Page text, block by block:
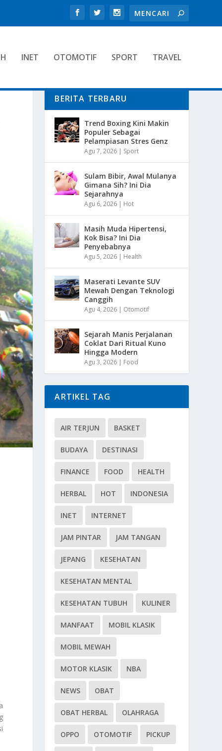
INET OTOMOTIF SPORT TRAVEL
BERITA TERBARU
Trend Boxing Kini Makin
Populer Sebagai
Pelampiasan Stres Genz
Agu 7, 2026 | Sport
Sulam Bibir, Awal Mulanya
Gimana Sih? Ini Dia
Sejarahnya
Agu 6, 2026 | Hot
Masih Muda Hipertensi,
Kok Bisa? Ini Dia
Penyebabnya
Agu 5, 2026 | Health
Maserati Levante SUV
Mewah Dengan Teknologi
Canggih
Agu 4, 2026 | Otomotif
Sejarah Manis Perjalanan
Coklat Dari Ritual Kuno
Hingga Modern
Agu 3, 2026 | Food
ARTIKEL TAG
AIR TERJUN BASKET
BUDAYA DESTINASI
FINANCE FOOD HEALTH
HERBAL HOT INDONESIA
INET INTERNET
JAM PINTAR JAM TANGAN
JEPANG KESEHATAN
KESEHATAN MENTAL
KESEHATAN TUBUH KULINER
MANFAAT MOBIL KLASIK
MOBIL MEWAH
MOTOR KLASIK NBA
NEWS OBAT
OBAT HERBAL OLAHRAGA
OPPO OTOMOTIF PICKUP